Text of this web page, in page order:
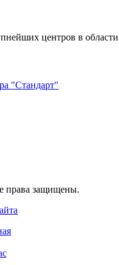
центров в
"Стандарт"
права защищены.